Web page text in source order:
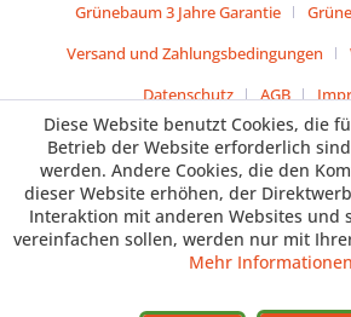
Grünebaum 3 Jahre Garantie
Versand und Zahlungsbedingungen
Datenschutz
AGB
Diese Website benutzt Cookies, die
Betrieb der Website erforderlich
werden. Andere Cookies, die den
dieser Website erhöhen, der
Interaktion mit anderen Websites und
vereinfachen sollen, werden nur mit
Mehr Informationen